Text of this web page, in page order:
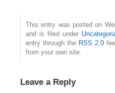
This entry was posted on
and is filed under
entry through the RSS 2.0
from your own site.
Leave a Reply